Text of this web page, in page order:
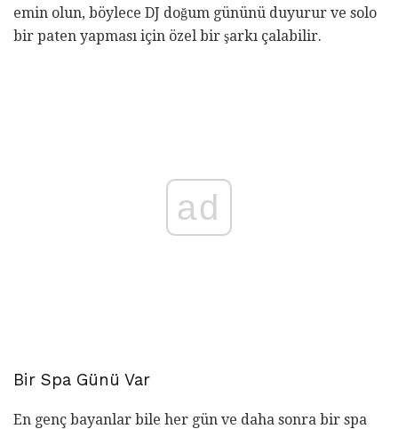
emin olun, böylece DJ doğum gününü duyurur ve solo
bir paten yapması için özel bir şarkı çalabilir.
ad
Bir Spa Günü Var
En genç bayanlar bile her gün ve daha sonra bir spa